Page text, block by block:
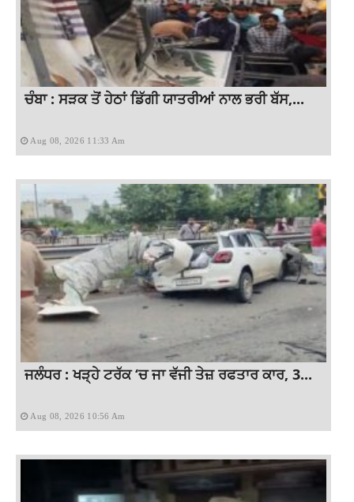
ਚੰਬਾ : ਸੜਕ ਤੋਂ ਹੇਠਾਂ ਡਿੱਗੀ ਯਾਤਰੀਆਂ ਨਾਲ ਭਰੀ ਬੱਸ,...
Aug 08, 2026 11:33 Am
ਜਲੰਧਰ : ਖੜ੍ਹੇ ਟਰੱਕ ‘ਚ ਜਾ ਵੱਜੀ ਤੇਜ਼ ਰਫਤਾਰ ਕਾਰ, 3...
Aug 08, 2026 10:56 Am